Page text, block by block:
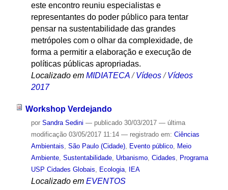
este encontro reuniu especialistas e
representantes do poder público para tentar
pensar na sustentabilidade das grandes
metrópoles com o olhar da complexidade, de
forma a permitir a elaboração e execução de
políticas públicas apropriadas.
Localizado em MIDIATECA /Vídeos /Vídeos
2017
Workshop Verdejando
por Sandra Sedini — publicado30/03/2017 — última
modificação03/05/2017 11:14 — registrado em: Ciências
Ambientais, São Paulo (Cidade), Evento público, Meio
Ambiente, Sustentabilidade, Urbanismo, Cidades, Programa
USP Cidades Globais, Ecologia, IEA
Localizado em EVENTOS